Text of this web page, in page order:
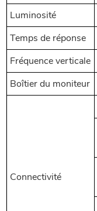
Luminosité
Temps de réponse
Fréquence verticale
Boîtier du moniteur
Connectivité